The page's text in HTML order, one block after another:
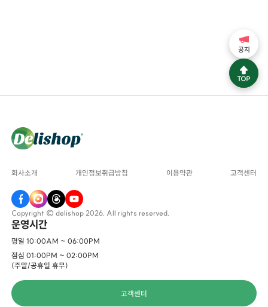
회사소개 개인정보취급방침 이용약관 고객센터
Copyright © delishop 2026. All rights reserved.
운영시간
평일 10:00AM ~ 06:00PM
점심 01:00PM ~ 02:00PM
(주말/공휴일 휴무)
고객센터
공지